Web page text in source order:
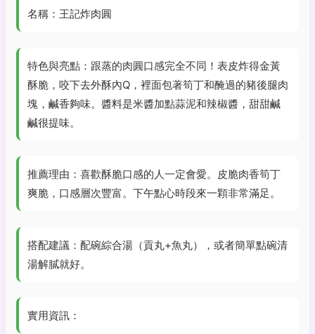
名稱：王記炸肉圓
特色與亮點：跟蒸的肉圓口感完全不同！表皮炸得金黃
酥脆，咬下去外酥內Q，裡面包著筍丁和醃過的豬後腿肉
塊，鹹香夠味。醬料是米醬加點蒜泥和辣椒醬，甜甜鹹
鹹很提味。
推薦理由：喜歡酥脆口感的人一定會愛。皮脆肉香筍丁
爽脆，口感層次豐富。下午點心時段來一顆非常滿足。
搭配建議：配碗綜合湯（貢丸+魚丸），或者簡單點碗清
湯解膩就好。
實用資訊：